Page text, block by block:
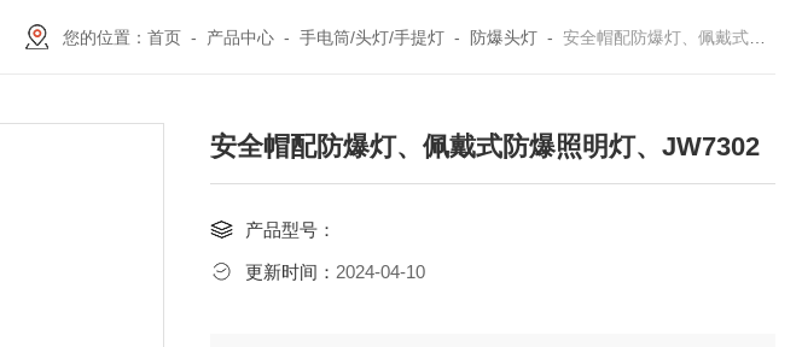
您的位置： 首页- 产品中心- 手电筒/头灯/手提灯- 防爆头灯- 安全帽配防爆灯、佩戴式防爆照明灯、JW7302
安全帽配防爆灯、佩戴式防爆照明灯、JW7302
产品型号：
更新时间： 2024-04-10